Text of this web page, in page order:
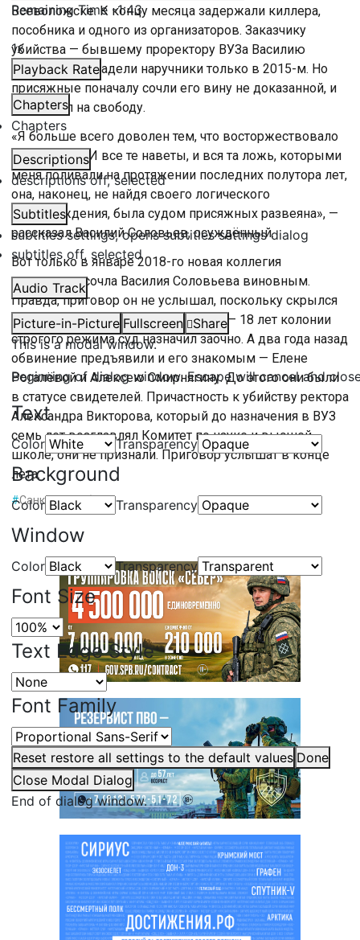
Remaining Time -1:43
1x
Playback Rate
Chapters
Chapters
Descriptions
descriptions off, selected
Subtitles
subtitles settings, opens subtitles settings dialog
subtitles off, selected
Audio Track
Picture-in-Picture Fullscreen
Share
This is a modal window.
Beginning of dialog window. Escape will cancel and
Text
Color Transparency
Background
Color Transparency
Window
Color Transparency
Font Size
Text Edge Style
Font Family
Reset restore all settings to the default values Done
Close Modal Dialog
End of dialog window.
Всеволожске. К концу месяца задержали киллера,
пособника и одного из организаторов. Заказчику
убийства — бывшему проректору ВУЗа Василию
Соловьеву — надели наручники только в 2015-м. Но
присяжные поначалу сочли его вину не доказанной, и
он вышел на свободу.
«Я больше всего доволен тем, что восторжествовало
правосудие. И все те наветы, и вся та ложь, которыми
меня поливали на протяжении последних полутора лет,
она, наконец, не найдя своего логического
подтверждения, была судом присяжных развеяна», —
рассказал Василий Соловьев, осуждённый.
Вот только в январе 2018-го новая коллегия
присяжных сочла Василия Соловьева виновным.
Правда, приговор он не услышал, поскольку скрылся
перед оглашением вердикта. Срок — 18 лет колонии
строгого режима суд назначил заочно. А два года назад
обвинение предъявили и его знакомым — Елене
Рогалёвой и Алексею Смирнягину. До этого они были
в статусе свидетелей. Причастность к убийству ректора
Александра Викторова, который до назначения в ВУЗ
семь лет возглавлял Комитет по науке и высшей
школе, они не признали. Приговор услышат в конце
лета.
#Санкт-Петербург